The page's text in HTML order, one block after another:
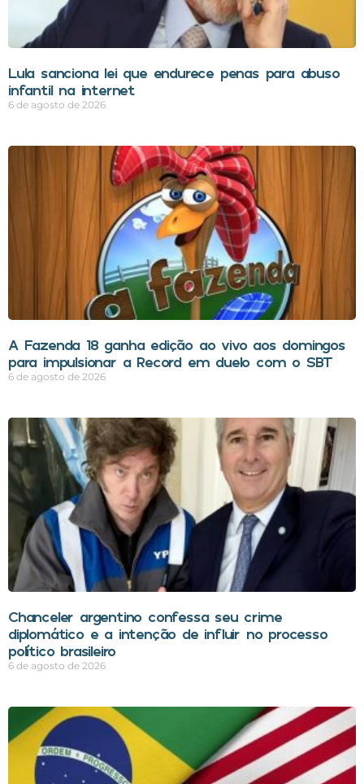
Lula sanciona lei que endurece penas para abuso
infantil na internet
6 de agosto de 2026
A Fazenda 18 ganha edição ao vivo aos domingos
para impulsionar a Record em duelo com o SBT
6 de agosto de 2026
Chanceler argentino confessa seu crime
diplomático e a intenção de influir no processo
político brasileiro
6 de agosto de 2026